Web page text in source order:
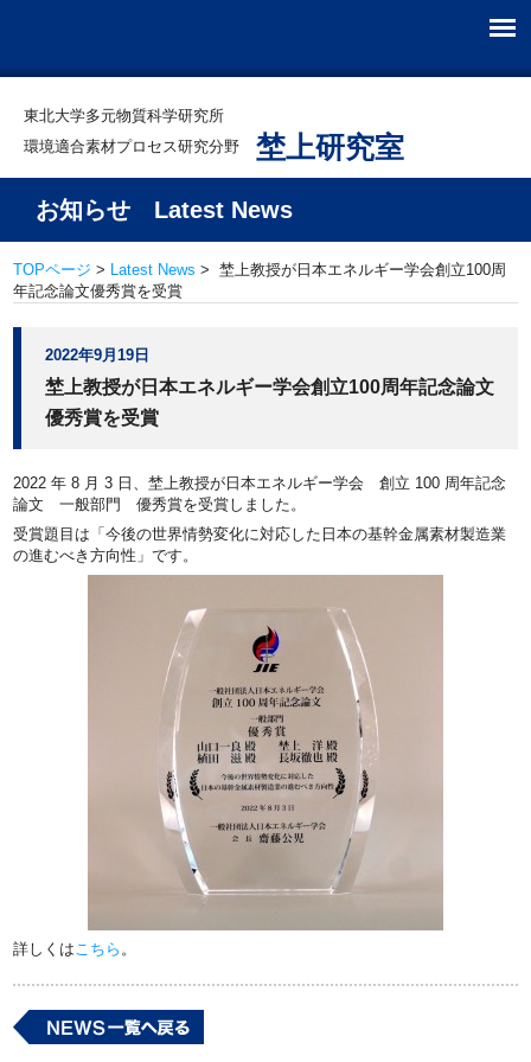
東北大学多元物質科学研究所
環境適合素材プロセス研究分野
埜上研究室
お知らせ Latest News
TOPページ > Latest News > 埜上教授が日本エネルギー学会創立100周
年記念論文優秀賞を受賞
2022年9月19日
埜上教授が日本エネルギー学会創立100周年記念論文
優秀賞を受賞
2022 年 8 月 3 日、埜上教授が日本エネルギー学会 創立 100 周年記念
論文 一般部門 優秀賞を受賞しました。
受賞題目は「今後の世界情勢変化に対応した日本の基幹金属素材製造業
の進むべき方向性」です。
詳しくはこちら 。